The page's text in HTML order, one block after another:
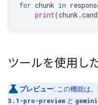
for chunk in
print(chunk .
ツールを使用し
プレビュー: この機能は
3.1-pro-preview と